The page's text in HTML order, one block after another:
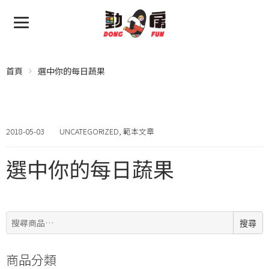
首頁 選中你的每日蔬果
2018-05-03 UNCATEGORIZED, 範本文章
選中你的每日蔬果
搜
尋:
搜尋
商品分類